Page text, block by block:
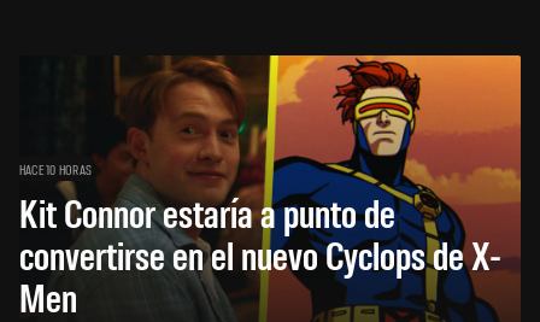
HACE 10 HORAS
Kit Connor estaría a punto de
convertirse en el nuevo Cyclops de X-
Men